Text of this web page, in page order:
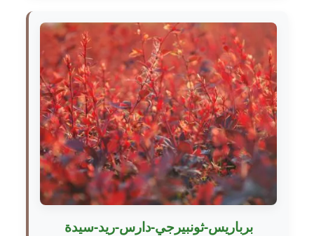
برباريس-ثونبيرجي-دارس-ريد-سيدة